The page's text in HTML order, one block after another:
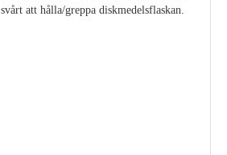
svårt att hålla/greppa diskmedelsflaskan.